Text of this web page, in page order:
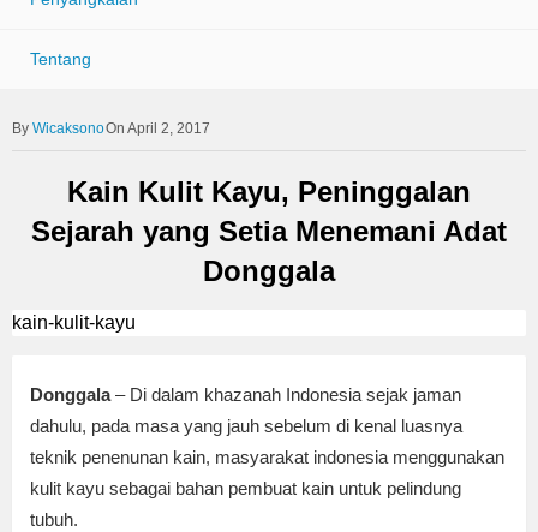
Tentang
WicaksonoOn April 2, 2017
Kain Kulit Kayu, Peninggalan
Sejarah yang Setia Menemani Adat
Donggala
kain-kulit-kayu
Donggala– Di dalam khazanah Indonesia sejak jaman
dahulu, pada masa yang jauh sebelum di kenal luasnya
teknik penenunan kain, masyarakat indonesia menggunakan
kulit kayu sebagai bahan pembuat kain untuk pelindung
tubuh.